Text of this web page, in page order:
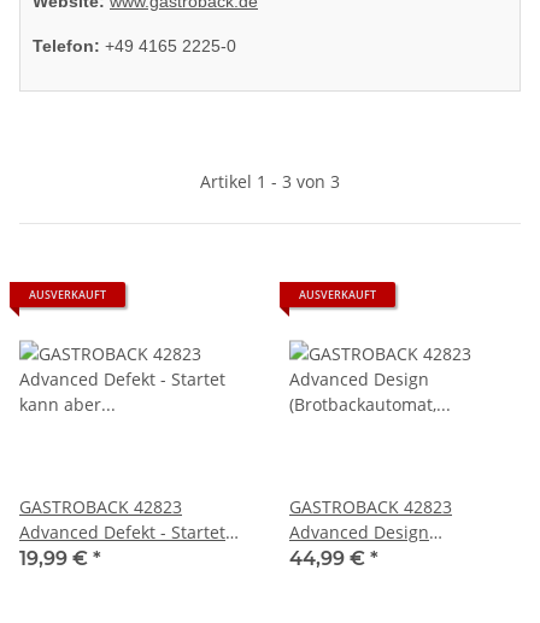
Telefon: +49 4165 2225-0
Artikel 1 - 3 von 3
AUSVERKAUFT
GASTROBACK 42823
Advanced Defekt - Startet
kann aber nicht getestet
19,99 € *
AUSVERKAUFT
GASTROBACK 42823
Advanced Design
(Brotbackautomat,
44,99 € *